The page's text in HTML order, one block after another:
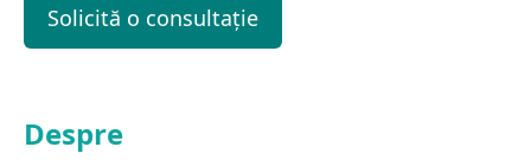
Solicită o consultație
Despre